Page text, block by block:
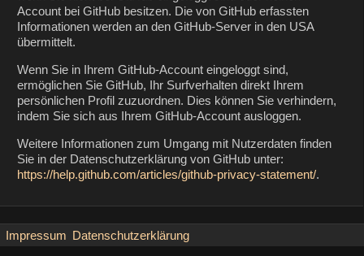
Account bei GitHub besitzen. Die von GitHub erfassten
Informationen werden an den GitHub-Server in den USA
übermittelt.
Wenn Sie in Ihrem GitHub-Account eingeloggt sind,
ermöglichen Sie GitHub, Ihr Surfverhalten direkt Ihrem
persönlichen Profil zuzuordnen. Dies können Sie verhindern,
indem Sie sich aus Ihrem GitHub-Account ausloggen.
Weitere Informationen zum Umgang mit Nutzerdaten finden
Sie in der Datenschutzerklärung von GitHub unter:
https://help.github.com/articles/github-privacy-statement/.
Impressum Datenschutzerklärung